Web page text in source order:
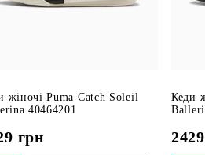
жіночі Puma Catch Soleil
40464201
грн
Кеди
2429